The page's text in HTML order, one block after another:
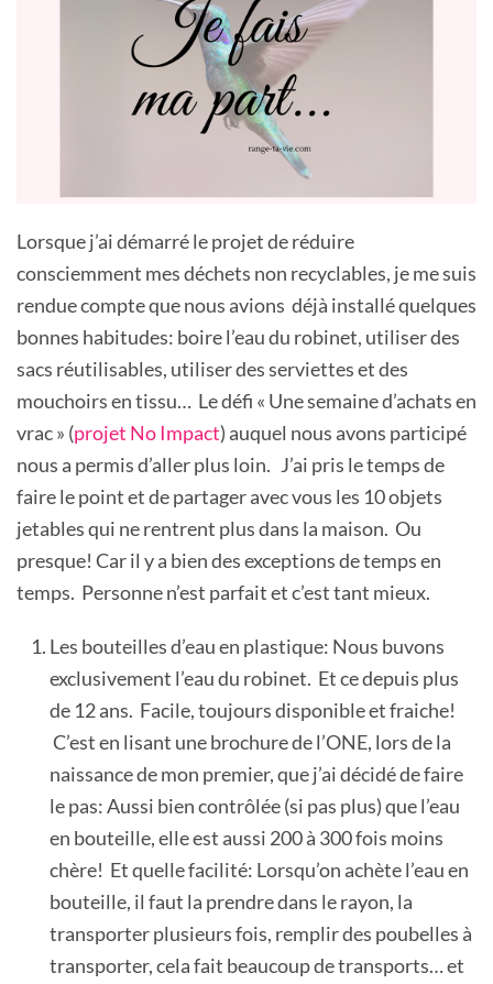
Lorsque j’ai démarré le projet de réduire
consciemment mes déchets non recyclables, je me suis
rendue compte que nous avions déjà installé quelques
bonnes habitudes: boire l’eau du robinet, utiliser des
sacs réutilisables, utiliser des serviettes et des
mouchoirs en tissu… Le défi « Une semaine d’achats en
vrac » (projet No Impact) auquel nous avons participé
nous a permis d’aller plus loin. J’ai pris le temps de
faire le point et de partager avec vous les 10 objets
jetables qui ne rentrent plus dans la maison. Ou
presque! Car il y a bien des exceptions de temps en
temps. Personne n’est parfait et c’est tant mieux.
Les bouteilles d’eau en plastique: Nous buvons
exclusivement l’eau du robinet. Et ce depuis plus
de 12 ans. Facile, toujours disponible et fraiche!
C’est en lisant une brochure de l’ONE, lors de la
naissance de mon premier, que j’ai décidé de faire
le pas: Aussi bien contrôlée (si pas plus) que l’eau
en bouteille, elle est aussi 200 à 300 fois moins
chère! Et quelle facilité: Lorsqu’on achète l’eau en
bouteille, il faut la prendre dans le rayon, la
transporter plusieurs fois, remplir des poubelles à
transporter, cela fait beaucoup de transports… et